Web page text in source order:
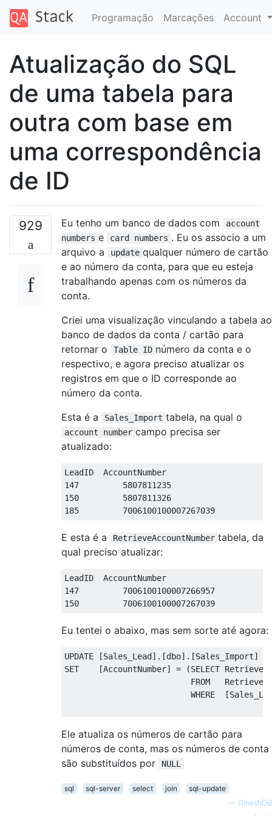
Programação Marcações Account
Atualização do SQL
de uma tabela para
outra com base em
uma correspondência
de ID
929 Eu tenho um banco de dados com
account
numbers e card numbers . Eu os associo a um
arquivo a
update qualquer número de cartão
e ao número da conta, para que eu esteja
trabalhando apenas com os números da
conta.
Criei uma visualização vinculando a tabela ao
banco de dados da conta / cartão para
retornar o
Table ID número da conta e o
respectivo, e agora preciso atualizar os
registros em que o ID corresponde ao
número da conta.
Esta é a
Sales_Import tabela, na qual o
account number campo precisa ser
atualizado:
LeadID  AccountNumber
147
5807811235
150
5807811326
185
7006100100007267039
E esta é a RetrieveAccountNumber tabela, da
qual preciso atualizar:
LeadID  AccountNumber
147
7006100100007266957
150
7006100100007267039
Eu tentei o abaixo, mas sem sorte até agora:
UPDATE [Sales_Lead].[dbo].[Sales_Import]
SET
[AccountNumber] = (SELECT
FROM
WHERE
[
Ele atualiza os números de cartão para
números de conta, mas os números de conta
são substituídos por
NULL
sql sql-server select join
sql-update
— DineshDB